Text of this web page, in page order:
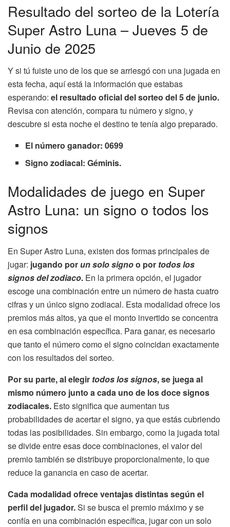
Resultado del sorteo de la Lotería
Super Astro Luna – Jueves 5 de
Junio de 2025
Y si tú fuiste uno de los que se arriesgó con una jugada en
esta fecha, aquí está la información que estabas
esperando: el resultado oficial del sorteo del 5 de junio.
Revisa con atención, compara tu número y signo, y
descubre si esta noche el destino te tenía algo preparado.
El número ganador: 0699
Signo zodiacal: Géminis.
Modalidades de juego en Super
Astro Luna: un signo o todos los
signos
En Super Astro Luna, existen dos formas principales de
jugar: jugando porun solo signoo por todos los
signos del zodiaco. En la primera opción, el jugador
escoge una combinación entre un número de hasta cuatro
cifras y un único signo zodiacal. Esta modalidad ofrece los
premios más altos, ya que el monto invertido se concentra
en esa combinación específica. Para ganar, es necesario
que tanto el número como el signo coincidan exactamente
con los resultados del sorteo.
Por su parte, al elegir todos los signos, se juega al
mismo número junto a cada uno de los doce signos
zodiacales. Esto significa que aumentan tus
probabilidades de acertar el signo, ya que estás cubriendo
todas las posibilidades. Sin embargo, como la jugada total
se divide entre esas doce combinaciones, el valor del
premio también se distribuye proporcionalmente, lo que
reduce la ganancia en caso de acertar.
Cada modalidad ofrece ventajas distintas según el
perfil del jugador.Si se busca el premio máximo y se
confía en una combinación específica, jugar con un solo